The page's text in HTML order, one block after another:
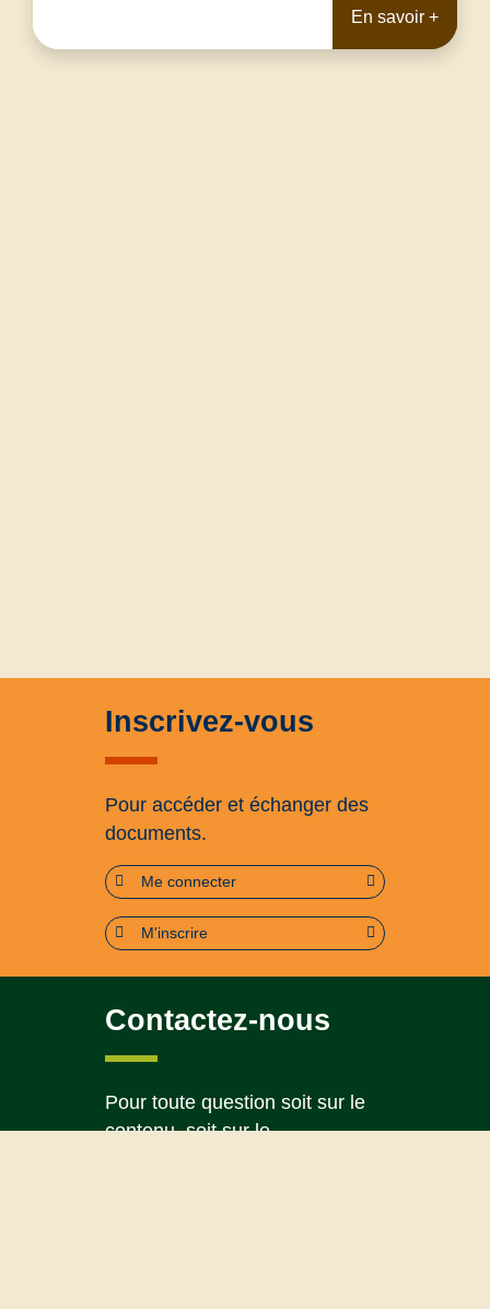
En savoir +
Inscrivez-vous
Pour accéder et échanger des
documents.
Me connecter
M'inscrire
Contactez-nous
Pour toute question soit sur le
contenu, soit sur le